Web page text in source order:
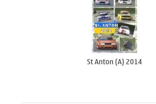
St Anton (A) 2014